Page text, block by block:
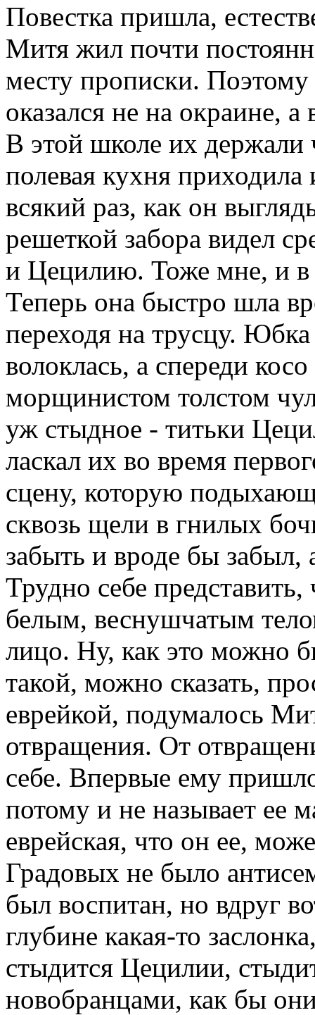
Повестка пришла,
Митя жил почти
месту прописки.
оказался не на окраине,
В этой школе их держали
полевая кухня
всякий раз, как он
решеткой забора видел
и Цецилию. Тоже мне, и в
Теперь она быстро шла
переходя на трусцу.
волоклась, а спереди
морщинистом толстом
уж стыдное - титьки
ласкал их во время
сцену, которую
сквозь щели в гнилых
забыть и вроде бы забыл,
Трудно себе
белым, веснушчатым
лицо. Ну, как это можно
такой, можно сказать,
еврейкой, подумалось
отвращения. От
себе. Впервые ему
потому и не называет ее
еврейская, что он ее,
Градовых не было
был воспитан, но вдруг
глубине какая-то
стыдится Цецилии,
новобранцами, как бы